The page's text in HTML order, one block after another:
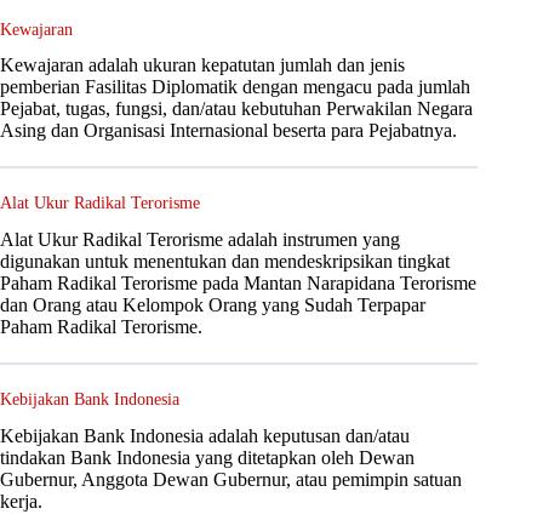
Kewajaran
Kewajaran adalah ukuran kepatutan jumlah dan jenis
pemberian Fasilitas Diplomatik dengan mengacu pada jumlah
Pejabat, tugas, fungsi, dan/atau kebutuhan Perwakilan Negara
Asing dan Organisasi Internasional beserta para Pejabatnya.
Alat Ukur Radikal Terorisme
Alat Ukur Radikal Terorisme adalah instrumen yang
digunakan untuk menentukan dan mendeskripsikan tingkat
Paham Radikal Terorisme pada Mantan Narapidana Terorisme
dan Orang atau Kelompok Orang yang Sudah Terpapar
Paham Radikal Terorisme.
Kebijakan Bank Indonesia
Kebijakan Bank Indonesia adalah keputusan dan/atau
tindakan Bank Indonesia yang ditetapkan oleh Dewan
Gubernur, Anggota Dewan Gubernur, atau pemimpin satuan
kerja.